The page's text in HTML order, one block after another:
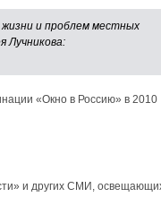
и проблем местных
Лучникова:
«Окно в Россию» в 2010
и других СМИ,